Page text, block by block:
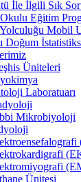
İle İlgili Sık
Eğitim
Mobil
Doğum
Üniteleri
Laboratuarı
Mikrobiyoloji
Ünitesi